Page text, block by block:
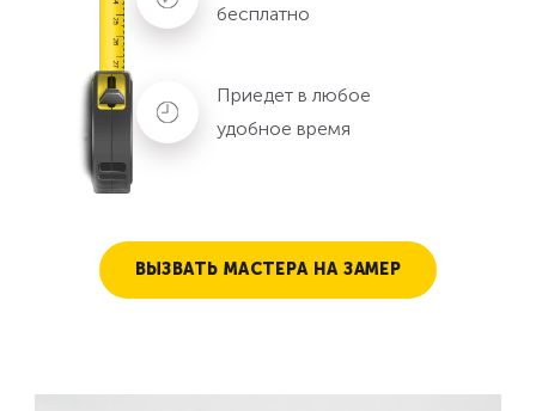
бесплатно
Приедет в любое
удобное время
ВЫЗВАТЬ МАСТЕРА НА ЗАМЕР